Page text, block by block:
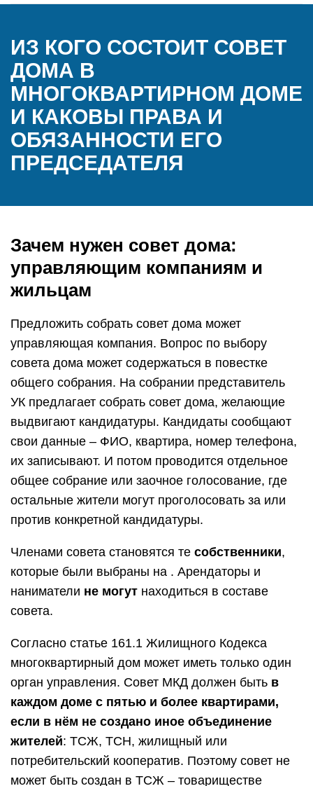
ИЗ КОГО СОСТОИТ СОВЕТ
ДОМА В
МНОГОКВАРТИРНОМ ДОМЕ
И КАКОВЫ ПРАВА И
ОБЯЗАННОСТИ ЕГО
ПРЕДСЕДАТЕЛЯ
Зачем нужен совет дома:
управляющим компаниям и
жильцам
Предложить собрать совет дома может
управляющая компания. Вопрос по выбору
совета дома может содержаться в повестке
общего собрания. На собрании представитель
УК предлагает собрать совет дома, желающие
выдвигают кандидатуры. Кандидаты сообщают
свои данные – ФИО, квартира, номер телефона,
их записывают. И потом проводится отдельное
общее собрание или заочное голосование, где
остальные жители могут проголосовать за или
против конкретной кандидатуры.
Членами совета становятся те собственники,
которые были выбраны на . Арендаторы и
наниматели не могут находиться в составе
совета.
Согласно статье 161.1 Жилищного Кодекса
многоквартирный дом может иметь только один
орган управления. Совет МКД должен быть в
каждом доме с пятью и более квартирами,
если в нём не создано иное объединение
жителей: ТСЖ, ТСН, жилищный или
потребительский кооператив. Поэтому совет не
может быть создан в ТСЖ – товариществе